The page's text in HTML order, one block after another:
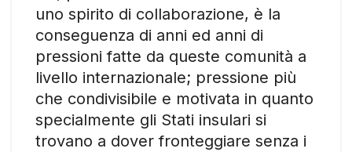
uno spirito di collaborazione, è la
conseguenza di anni ed anni di
pressioni fatte da queste comunità a
livello internazionale; pressione più
che condivisibile e motivata in quanto
specialmente gli Stati insulari si
trovano a dover fronteggiare senza i